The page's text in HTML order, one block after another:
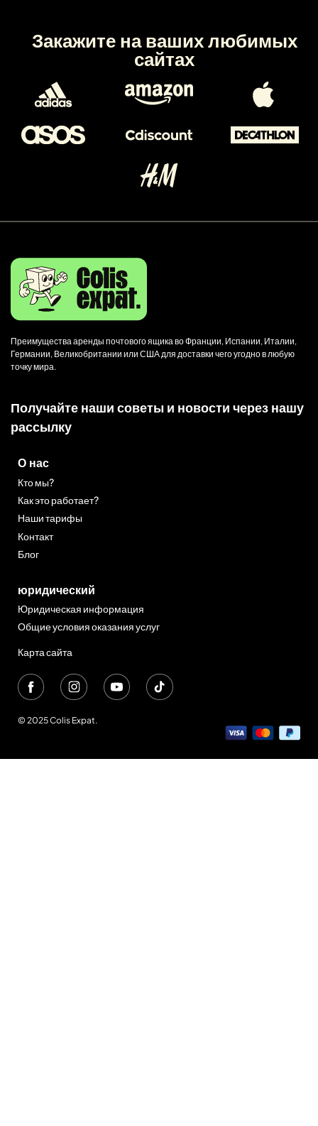
Закажите на ваших любимых
сайтах
Преимущества аренды почтового ящика во Франции, Испании, Италии,
Германии, Великобритании или США для доставки чего угодно в любую
точку мира.
Получайте наши советы и новости через нашу
рассылку
О нас
Кто мы?
Как это работает?
Наши тарифы
Контакт
Блог
юридический
Юридическая информация
Общие условия оказания услуг
Карта сайта
© 2025 Colis Expat.